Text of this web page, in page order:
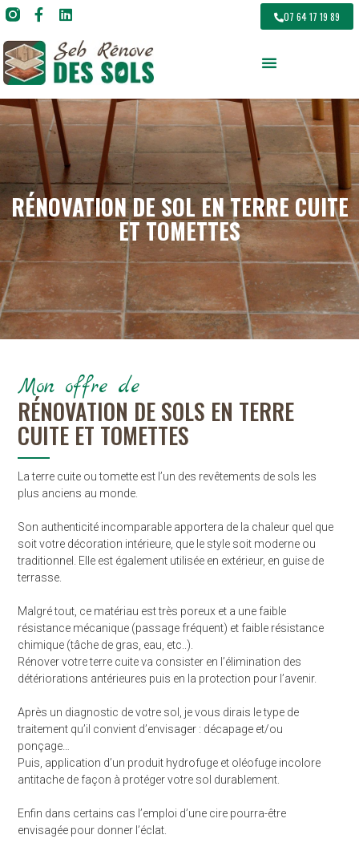
07 64 17 19 89
RÉNOVATION DE SOL EN TERRE CUITE
ET TOMETTES
Mon offre de
RÉNOVATION DE SOLS EN TERRE
CUITE ET TOMETTES
La terre cuite ou tomette est l’un des revêtements de sols les
plus anciens au monde.
Son authenticité incomparable apportera de la chaleur quel que
soit votre décoration intérieure, que le style soit moderne ou
traditionnel. Elle est également utilisée en extérieur, en guise de
terrasse.
Malgré tout, ce matériau est très poreux et a une faible
résistance mécanique (passage fréquent) et faible résistance
chimique (tâche de gras, eau, etc..).
Rénover votre terre cuite va consister en l’élimination des
détériorations antérieures puis en la protection pour l’avenir.
Après un diagnostic de votre sol, je vous dirais le type de
traitement qu’il convient d’envisager : décapage et/ou
ponçage…
Puis, application d’un produit hydrofuge et oléofuge incolore
antitache de façon à protéger votre sol durablement.
Enfin dans certains cas l’emploi d’une cire pourra-être
envisagée pour donner l’éclat.